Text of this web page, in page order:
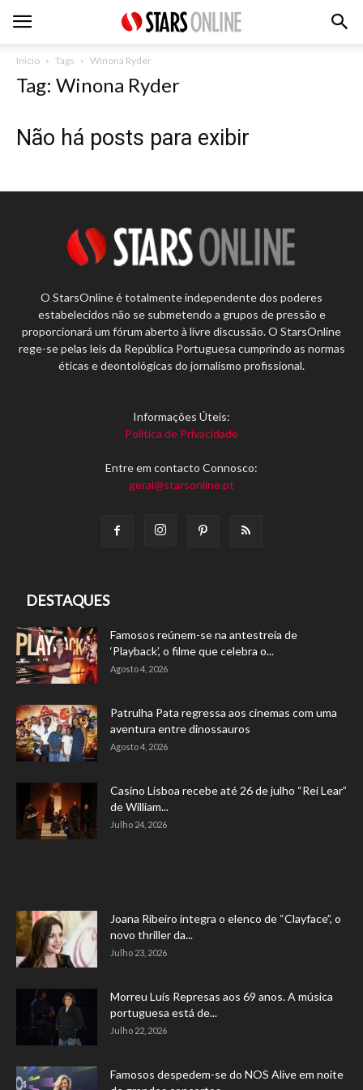
Inicio Tags Winona Ryder
Tag: Winona Ryder
Não há posts para exibir
O StarsOnline é totalmente independente dos poderes
estabelecidos não se submetendo a grupos de pressão e
proporcionará um fórum aberto à livre discussão. O StarsOnline
rege-se pelas leis da República Portuguesa cumprindo as normas
éticas e deontológicas do jornalismo profissional.
Informações Úteis:
Política de Privacidade
Entre em contacto Connosco:
geral@starsonline.pt
DESTAQUES
Famosos reúnem-se na antestreia de
‘Playback’, o filme que celebra o...
Agosto 4, 2026
Patrulha Pata regressa aos cinemas com uma
aventura entre dinossauros
Agosto 4, 2026
Casino Lisboa recebe até 26 de julho “Rei Lear”
de William...
Julho 24, 2026
Joana Ribeiro integra o elenco de “Clayface”, o
novo thriller da...
Julho 23, 2026
Morreu Luís Represas aos 69 anos. A música
portuguesa está de...
Julho 22, 2026
Famosos despedem-se do NOS Alive em noite